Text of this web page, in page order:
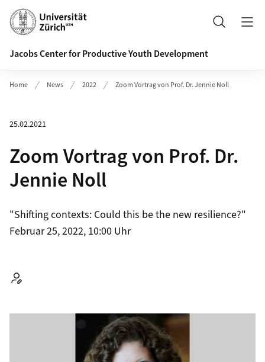
Header
Suche
Jacobs Center for Productive Youth Development
Home News 2022 Zoom Vortrag von Prof. Dr. Jennie Noll
25.02.2021
Zoom Vortrag von Prof. Dr.
Jennie Noll
"Shifting contexts: Could this be the new resilience?"
Februar 25, 2022, 10:00 Uhr